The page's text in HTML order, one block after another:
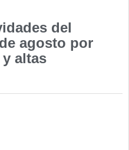
del
agosto por
altas